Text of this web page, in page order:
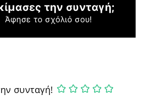
την συνταγή;
Άφησε το σχόλιό σου!
συνταγή!